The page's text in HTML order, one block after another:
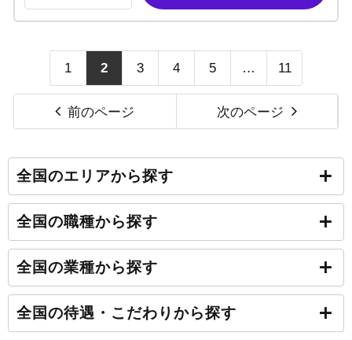
1 2 3 4 5 … 11
前のページ 次のページ
全国のエリアから探す
全国の職種から探す
全国の業種から探す
全国の待遇・こだわりから探す